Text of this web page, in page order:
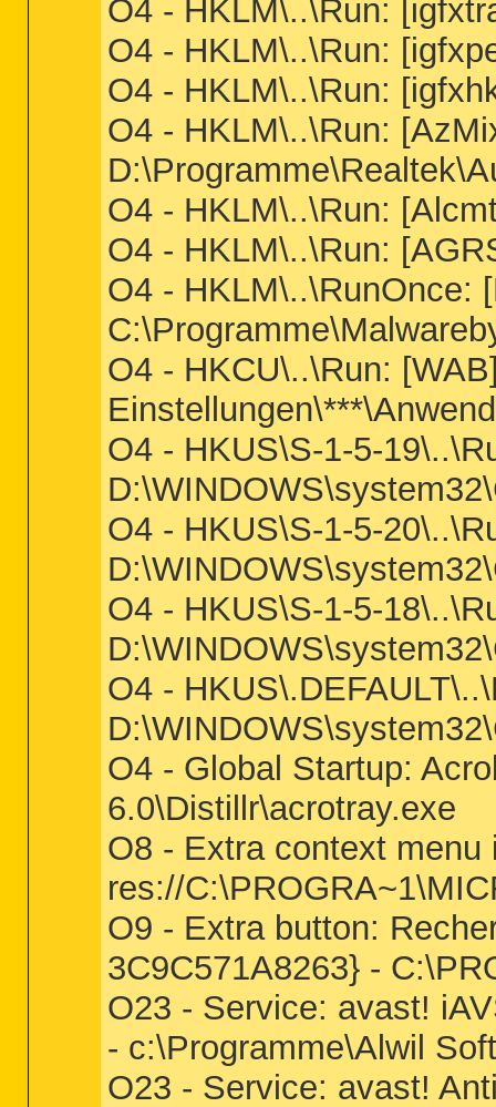
O4 - HKLM\..\Run:
O4 - HKLM\..\Run:
O4 - HKLM\..\Run:
O4 - HKLM\..\Run:
O4 - HKLM\..\Run:
O4 - HKLM\..\Run:
O4 - HKLM\..\RunOnce:
O4 - HKCU\..\Run:
O4 - HKUS\S-1-5-
O4 - HKUS\S-1-5-
O4 - HKUS\S-1-5-
O4 -
O4 - Global Startup:
6.0\Distillr\acrotray.exe
O8 - Extra context
res://
O9 - Extra button:
3C9C571A8263} -
O23 - Service: avast!
- c:\Programme\Alwil
O23 - Service: avast!